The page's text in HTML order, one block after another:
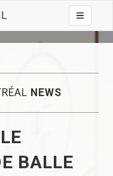
Toggle
NEWS
BALLE